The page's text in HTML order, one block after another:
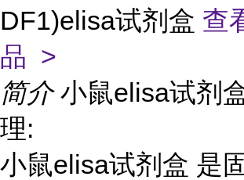
DF1)elisa试剂盒 查
品 >
简介 小鼠elisa试剂
理:
小鼠elisa试剂盒 是